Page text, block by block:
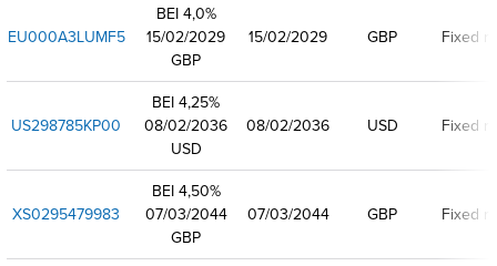
EU000A3LUMF5
BEI 4,0%
15/02/2029
GBP
15/02/2029 GBP Fixed
US298785KP00
BEI 4,25%
08/02/2036
USD
08/02/2036 USD Fixed
XS0295479983
BEI 4,50%
07/03/2044
GBP
07/03/2044 GBP Fixed